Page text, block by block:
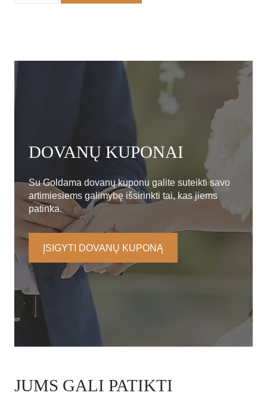
Vėrinys
DOVANŲ KUPONAI
Su Goldama dovanų kuponu galite suteikti savo
artimiesiems galimybę išsirinkti tai, kas jiems
patinka.
ĮSIGYTI DOVANŲ KUPONĄ
JUMS GALI PATIKTI